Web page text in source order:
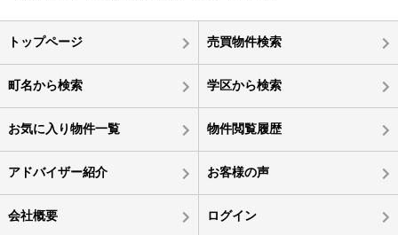
トップページ 売買物件検索
町名から検索 学区から検索
お気に入り物件一覧 物件閲覧履歴
アドバイザー紹介 お客様の声
会社概要 ログイン